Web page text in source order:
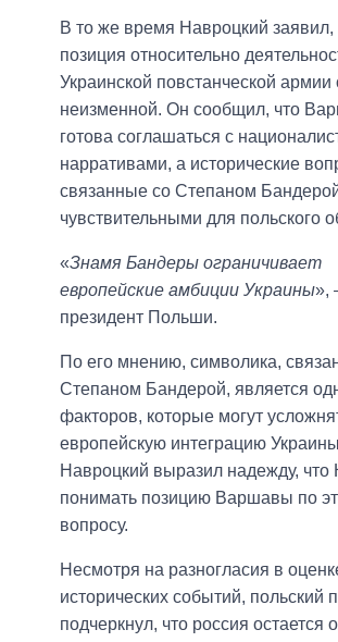
В то же время Навроцкий заявил,
позиция относительно
Украинской повстанческой армии
неизменной. Он сообщил, что
готова соглашаться с
нарративами, а исторические
связанные со Степаном
чувствительными для польского
«Знамя Бандеры ограничивает
европейские амбиции Украины»,
президент Польши.
По его мнению, символика,
Степаном Бандерой, является
факторов, которые могут
европейскую интеграцию
Навроцкий выразил надежду, что
понимать позицию Варшавы по
вопросу.
Несмотря на разногласия в
исторических событий, польский
подчеркнул, что россия остается